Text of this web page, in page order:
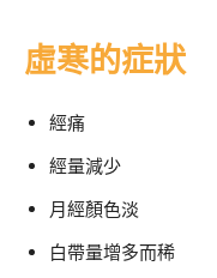
虛寒的症狀
經痛
經量減少
月經顏色淡
白帶量增多而稀